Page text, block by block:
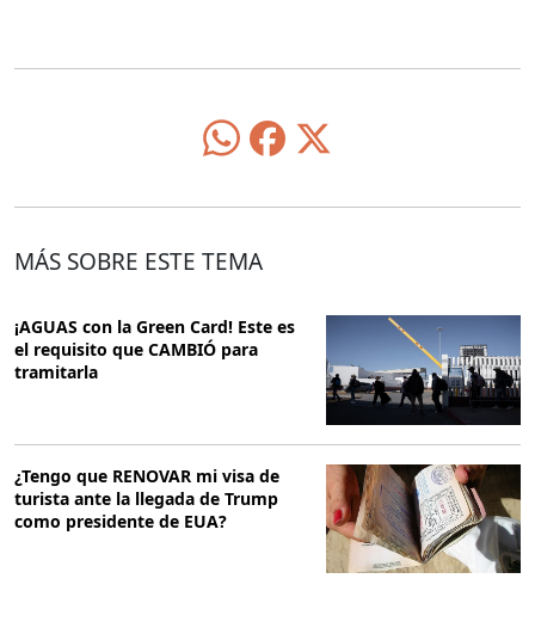
MÁS SOBRE ESTE TEMA
¡AGUAS con la Green Card! Este es
el requisito que CAMBIÓ para
tramitarla
¿Tengo que RENOVAR mi visa de
turista ante la llegada de Trump
como presidente de EUA?